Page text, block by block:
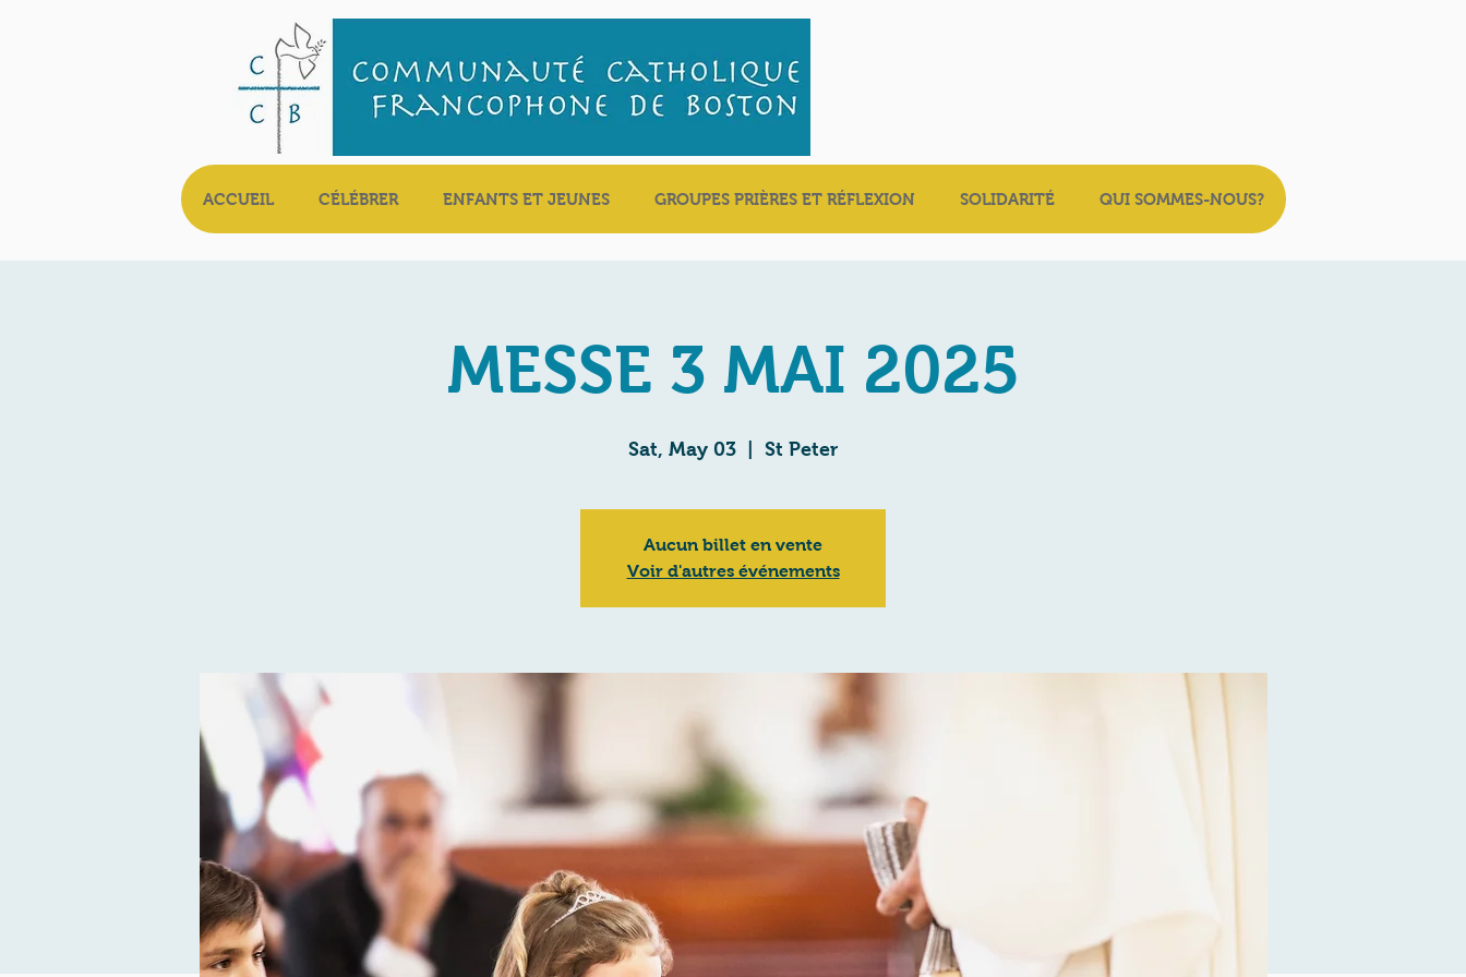
ACCUEIL CÉLÉBRER ENFANTS ET JEUNES GROUPES PRIÈRES ET RÉFLEXION SOLIDARITÉ QUI SOMMES-NOUS?
MESSE 3 MAI 2025
Sat, May 03 St Peter
Aucun billet en vente
Voir d'autres événements